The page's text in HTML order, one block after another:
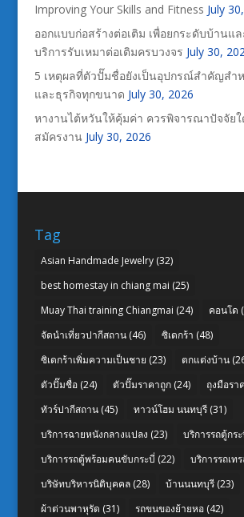
Improving Your Skills and Fitness July
ออกแบบก่อสร้างต่อเติม เพื่อยกระดับบ้านแ
บริการรับเหมาต่อเติมครบวงจร July 30,
5 เหตุผลที่ตัวปั๊มชื่อยังเป็นอุปกรณ์สำคัญสำ
และธุรกิจทุกขนาด July 30, 2026
หางานไต้หวันให้คุ้มค่า ควรพิจารณาปัจจัย
สมัครงาน July 30, 2026
Tag
Asian Handmade Jewelry(32)
best homestay in chiang mai (25)
Muay Thai training Chiangmai (24) คอนโด
จัดนำเที่ยวปากีสถาน(46) ซิเดกร้า (48)
ซิเดกร้าเพิ่มความเป็นชาย (23) ตกแต่งบ้าน
ตัวปั๊มชื่อ(24) ตัวปั๊มราคาถูก(24) ถุงมือรา
ทัวร์ปากีสถาน(45) ทาวน์โฮม นนทบุรี(31)
บริการฉายหนังกลางแปลง (23) บริการรถตู้กร
บริการรถตู้พร้อมคนขับกระบี่ (22) บริการรถเท
บริษัทบริหารนิติบุคคล(28) บ้านนนทบุรี(23)
ผ้าต่วนพาหุรัด (31) รถขนของย้ายหอ(42)